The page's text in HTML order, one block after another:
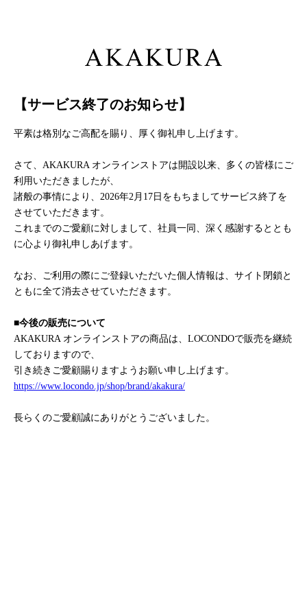
【サービス終了のお知らせ】
平素は格別なご高配を賜り、厚く御礼申し上げます。
さて、AKAKURA オンラインストアは開設以来、多くの皆様にご
利用いただきましたが、
諸般の事情により、2026年2月17日をもちましてサービス終了を
させていただきます。
これまでのご愛顧に対しまして、社員一同、深く感謝するととも
に心より御礼申しあげます。
なお、ご利用の際にご登録いただいた個人情報は、サイト閉鎖と
ともに全て消去させていただきます。
■今後の販売について
AKAKURA オンラインストアの商品は、LOCONDOで販売を継続
しておりますので、
引き続きご愛顧賜りますようお願い申し上げます。
https://www.locondo.jp/shop/brand/akakura/
長らくのご愛顧誠にありがとうございました。